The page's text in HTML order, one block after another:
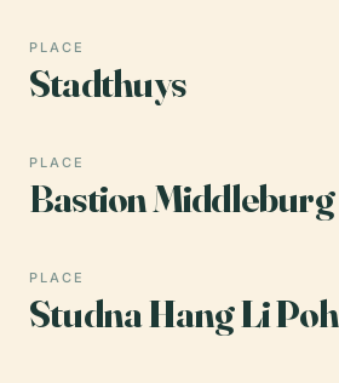
PLACE
Stadthuys
PLACE
Bastion Middleburg
PLACE
Studna Hang Li Poh